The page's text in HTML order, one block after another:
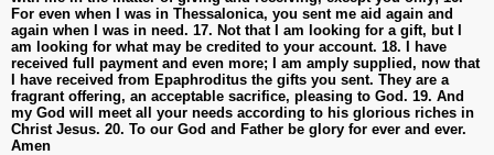
For even when I was in Thessalonica, you sent me aid again and
again when I was in need. 17. Not that I am looking for a gift, but I
am looking for what may be credited to your account. 18. I have
received full payment and even more; I am amply supplied, now that
I have received from Epaphroditus the gifts you sent. They are a
fragrant offering, an acceptable sacrifice, pleasing to God. 19. And
my God will meet all your needs according to his glorious riches in
Christ Jesus. 20. To our God and Father be glory for ever and ever.
Amen